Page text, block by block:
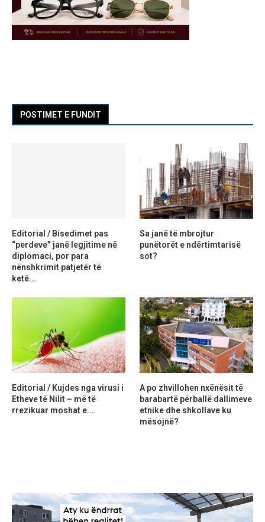
POSTIMET E FUNDIT
Editorial / Bisedimet pas
“perdeve” janë legjitime në
diplomaci, por para
nënshkrimit patjetër të
ketë...
Sa janë të mbrojtur
punëtorët e ndërtimtarisë
sot?
Editorial / Kujdes nga virusi i
Etheve të Nilit – më të
rrezikuar moshat e...
A po zhvillohen nxënësit të
barabartë përballë dallimeve
etnike dhe shkollave ku
mësojnë?